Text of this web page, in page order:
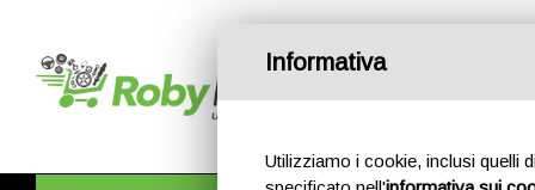
Informativa
Utilizziamo i cookie, inclusi quelli